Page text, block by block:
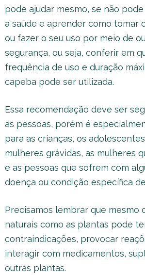
pode ajudar mesmo, se não
a saúde e aprender como tomar
ou fazer o seu uso por meio de
segurança, ou seja, conferir em
frequência de uso e duração
capeba pode ser utilizada.
Essa recomendação deve ser
as pessoas, porém é
para as crianças, os
mulheres grávidas, as mulheres
e as pessoas que sofrem com
doença ou condição específica
Precisamos lembrar que mesmo
naturais como as plantas pode
contraindicações, provocar
interagir com medicamentos,
outras plantas.